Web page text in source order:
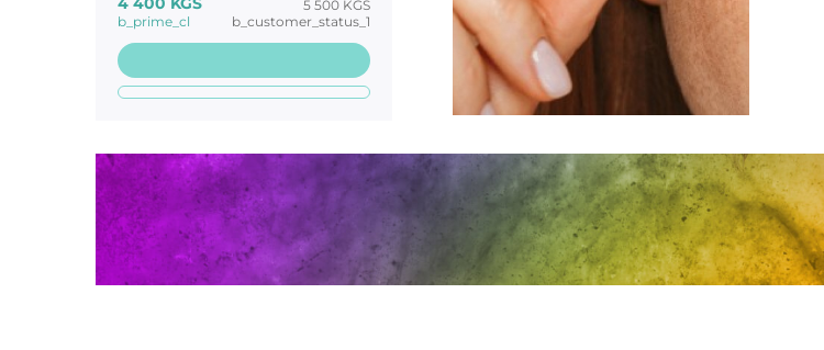
b_prime_cl
5 500 KGS
b_customer_status_1